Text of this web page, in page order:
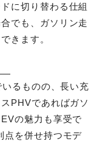
に切り替わる仕組
でも、ガソリン走
きます。
るものの、長い充
PHVであればガソ
の魅力も享受で
点を併せ持つモデ